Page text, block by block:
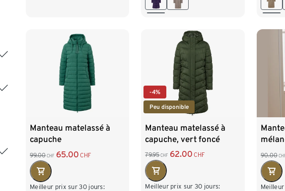
Manteau matelassé à
capuche
99.00 CHF 65.00 CHF
Meilleur prix sur 30 jours:
-4%
Peu disponible
Manteau matelassé à
capuche, vert foncé
79.95 CHF 62.00 CHF
Meilleur prix sur 30 jours:
90.00